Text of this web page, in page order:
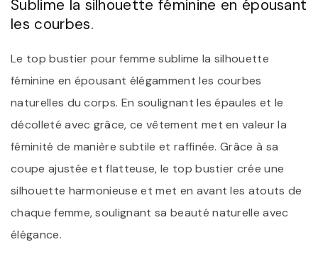
Sublime la silhouette féminine en épousant
les courbes.
Le top bustier pour femme sublime la silhouette
féminine en épousant élégamment les courbes
naturelles du corps. En soulignant les épaules et le
décolleté avec grâce, ce vêtement met en valeur la
féminité de manière subtile et raffinée. Grâce à sa
coupe ajustée et flatteuse, le top bustier crée une
silhouette harmonieuse et met en avant les atouts de
chaque femme, soulignant sa beauté naturelle avec
élégance.